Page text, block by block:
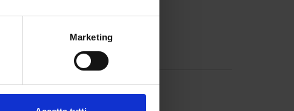
qualche metro,Marketing